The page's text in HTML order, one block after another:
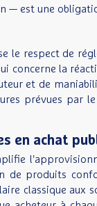
est une
le respect de
concerne la
et de
prévues par
en achat
de produits
classique aux